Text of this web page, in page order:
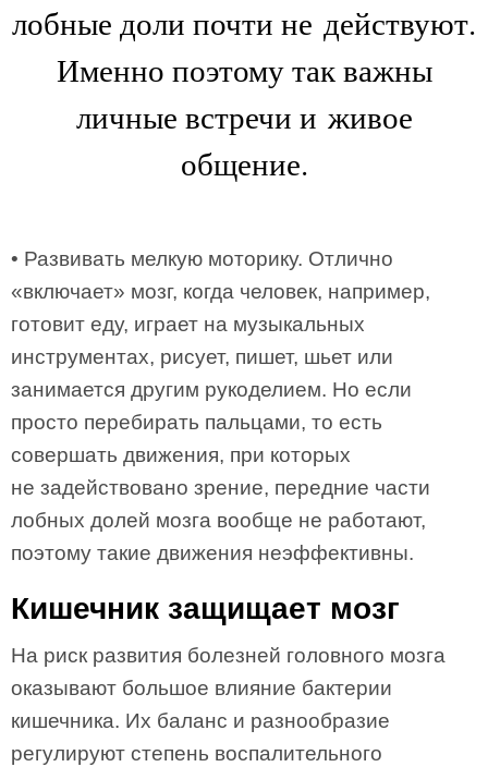
лобные доли почти не действуют.
Именно поэтому так важны
личные встречи и живое
общение.
• Развивать мелкую моторику. Отлично
«включает» мозг, когда человек, например,
готовит еду, играет на музыкальных
инструментах, рисует, пишет, шьет или
занимается другим рукоделием. Но если
просто перебирать пальцами, то есть
совершать движения, при которых
не задействовано зрение, передние части
лобных долей мозга вообще не работают,
поэтому такие движения неэффективны.
Кишечник защищает мозг
На риск развития болезней головного мозга
оказывают большое влияние бактерии
кишечника. Их баланс и разнообразие
регулируют степень воспалительного